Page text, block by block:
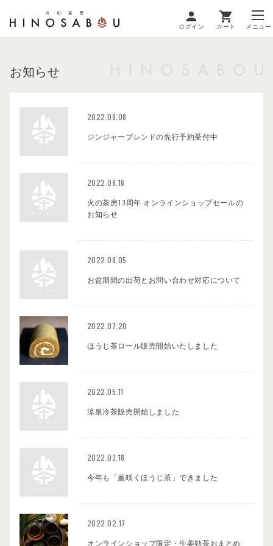
ログイン カート メニュー
お知らせ
2022.09.08
ジンジャーブレンドの先行予約受付中
2022.08.16
火の茶房13周年 オンラインショップセールの
お知らせ
2022.08.05
お盆期間の出荷とお問い合わせ対応について
2022.07.20
ほうじ茶ロール販売開始いたしました
2022.05.11
涼泉冷茶販売開始しました
2022.03.18
今年も「薫咲くほうじ茶」できました
2022.02.17
オンラインショップ限定・生姜効茶おまとめ